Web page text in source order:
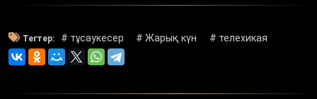
Тегтер: # тұсаукесер # Жарық күн # телехикая